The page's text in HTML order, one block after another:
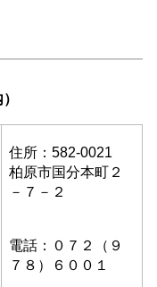
住所：582-0021
柏原市国分本町２
－７－２
電話：０７２（９
７８）６００１